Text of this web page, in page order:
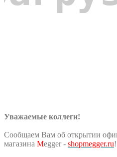
Уважаемые коллеги!
Сообщаем Вам об открытии
магазина Megger - shopmegger.ru!